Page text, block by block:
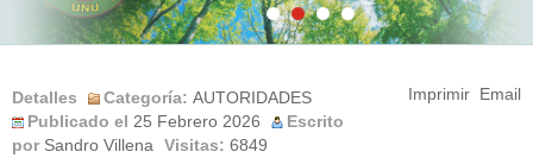
Detalles Categoría: AUTORIDADES
Publicado el 25 Febrero 2026
Escrito
por Sandro Villena Visitas: 6849
Imprimir Email